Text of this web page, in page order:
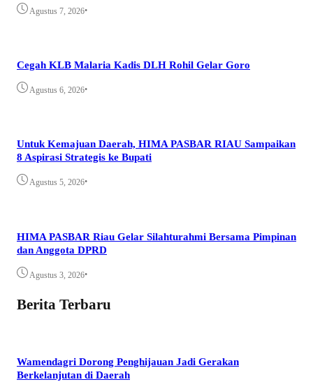
Agustus 7, 2026•
Cegah KLB Malaria Kadis DLH Rohil Gelar Goro
Agustus 6, 2026•
Untuk Kemajuan Daerah, HIMA PASBAR RIAU Sampaikan
8 Aspirasi Strategis ke Bupati
Agustus 5, 2026•
HIMA PASBAR Riau Gelar Silahturahmi Bersama Pimpinan
dan Anggota DPRD
Agustus 3, 2026•
Berita Terbaru
Wamendagri Dorong Penghijauan Jadi Gerakan
Berkelanjutan di Daerah